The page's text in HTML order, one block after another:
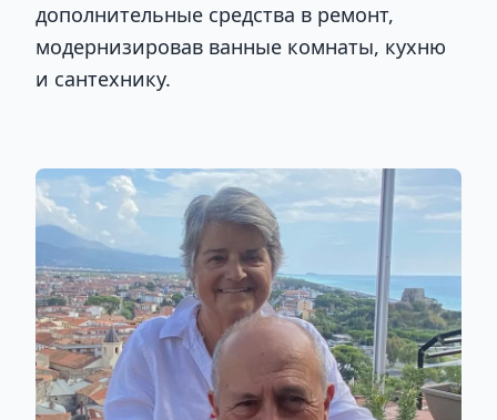
дополнительные средства в ремонт,
модернизировав ванные комнаты, кухню
и сантехнику.